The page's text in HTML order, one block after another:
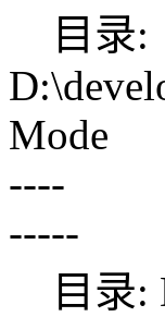
目录:
Mode
----
-----
目录: